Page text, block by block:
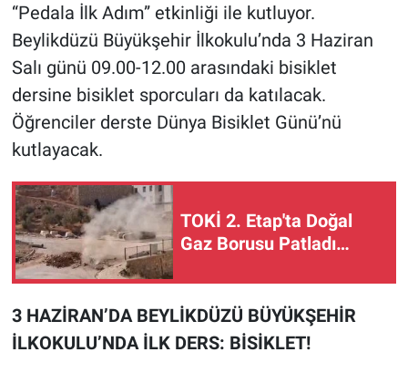
“Pedala İlk Adım” etkinliği ile kutluyor.
Beylikdüzü Büyükşehir İlkokulu’nda 3 Haziran
Salı günü 09.00-12.00 arasındaki bisiklet
dersine bisiklet sporcuları da katılacak.
Öğrenciler derste Dünya Bisiklet Günü’nü
kutlayacak.
TOKİ 2. Etap'ta Doğal
Gaz Borusu Patladı…
3 HAZİRAN’DA BEYLİKDÜZÜ BÜYÜKŞEHİR
İLKOKULU’NDA İLK DERS: BİSİKLET!